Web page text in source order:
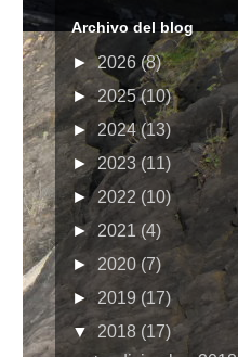
Archivo del blog
►2026(8)
►2025(10)
► 2024(13)
►2023(11)
►2022 (10)
► 2021 (4)
► 2020 (7)
► 2019 (17)
▼2018 (17)